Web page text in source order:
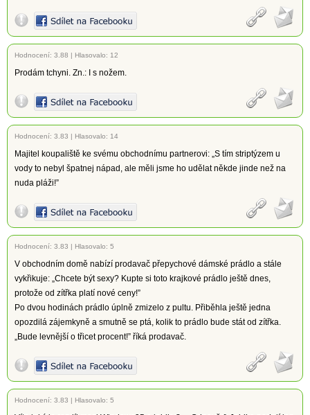
Hodnocení: 3.88 | Hlasovalo: 12
Prodám tchyni. Zn.: I s nožem.
Hodnocení: 3.83 | Hlasovalo: 14
Majitel koupaliště ke svému obchodnímu partnerovi: „S tím striptýzem u
vody to nebyl špatnej nápad, ale měli jsme ho udělat někde jinde než na
nuda pláži!”
Hodnocení: 3.83 | Hlasovalo: 5
V obchodním domě nabízí prodavač přepychové dámské prádlo a stále
vykřikuje: „Chcete být sexy? Kupte si toto krajkové prádlo ještě dnes,
protože od zítřka platí nové ceny!”
Po dvou hodinách prádlo úplně zmizelo z pultu. Přiběhla ještě jedna
opozdilá zájemkyně a smutně se ptá, kolik to prádlo bude stát od zítřka.
„Bude levnější o třicet procent!” říká prodavač.
Hodnocení: 3.83 | Hlasovalo: 5